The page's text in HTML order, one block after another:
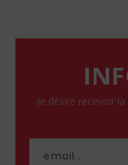
Je désire recevoir